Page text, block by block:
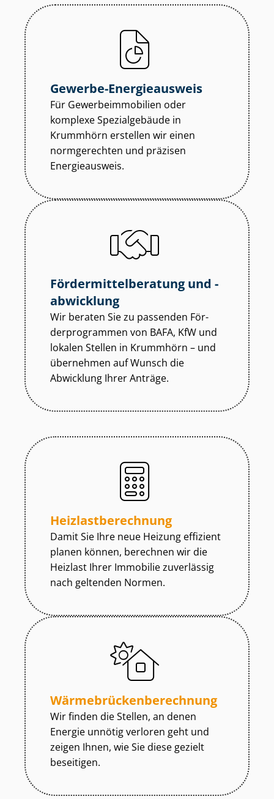
Gewerbe-Energieausweis
Für Ge­wer­be­im­mo­bi­li­en oder
komplexe Spezialgebäude in
Krummhörn erstellen wir einen
normgerechten und präzisen
Energieausweis.
För­der­mit­tel­be­ra­tung und -
abwicklung
Wir beraten Sie zu passenden För­
der­pro­gram­men von BAFA, KfW und
lokalen Stellen in Krummhörn – und
übernehmen auf Wunsch die
Abwicklung Ihrer Anträge.
Heiz­last­be­rech­nung
Damit Sie Ihre neue Heizung effizient
planen können, berechnen wir die
Heizlast Ihrer Immobilie zuverlässig
nach geltenden Normen.
Wär­me­brü­cken­be­rech­nung
Wir finden die Stellen, an denen
Energie unnötig verloren geht und
zeigen Ihnen, wie Sie diese gezielt
beseitigen.